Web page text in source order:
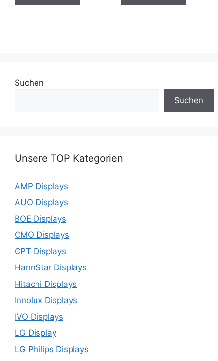
Suchen
Suchen
Unsere TOP Kategorien
AMP Displays
AUO Displays
BOE Displays
CMO Displays
CPT Displays
HannStar Displays
Hitachi Displays
Innolux Displays
IVO Displays
LG Display
LG Philips Displays